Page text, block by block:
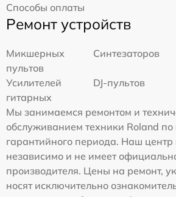
Способы оплаты
Ремонт устройств
Микшерных
пультов
Синтезаторов
Усилителей
гитарных
DJ-пультов
Мы занимаемся ремонтом и
обслуживанием техники Roland по
гарантийного периода. Наш центр
независимо и не имеет
производителя. Цены на ремонт,
носят исключительно